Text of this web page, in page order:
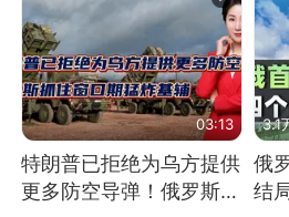
03:13
特朗普已拒绝为乌方提供
更多防空导弹！俄罗斯抓
3.1
俄
结